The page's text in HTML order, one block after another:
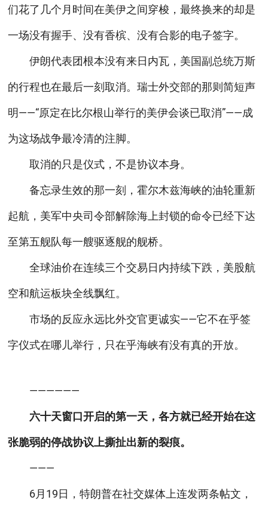
们花了几个月时间在美伊之间穿梭，最终换来的却是
一场没有握手、没有香槟、没有合影的电子签字。
伊朗代表团根本没有来日内瓦，美国副总统万斯
的行程也在最后一刻取消。瑞士外交部的那则简短声
明——“原定在比尔根山举行的美伊会谈已取消”——成
为这场战争最冷清的注脚。
取消的只是仪式，不是协议本身。
备忘录生效的那一刻，霍尔木兹海峡的油轮重新
起航，美军中央司令部解除海上封锁的命令已经下达
至第五舰队每一艘驱逐舰的舰桥。
全球油价在连续三个交易日内持续下跌，美股航
空和航运板块全线飘红。
市场的反应永远比外交官更诚实——它不在乎签
字仪式在哪儿举行，只在乎海峡有没有真的开放。
——————
六十天窗口开启的第一天，各方就已经开始在这
张脆弱的停战协议上撕扯出新的裂痕。
———
6月19日，特朗普在社交媒体上连发两条帖文，